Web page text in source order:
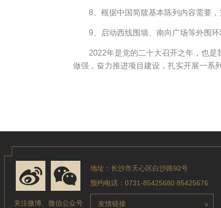
8、根据中国简牍基本陈列内容需要
9、启动西线围墙、南向广场等外围
2022年是党的二十大召开之年，也
做强，奋力推进项目建设，扎实开展一系
关注微博、微信公众号
地址：长沙市天心区白沙路92号
预约电话：0731-85425680 85425676
友情链接 >